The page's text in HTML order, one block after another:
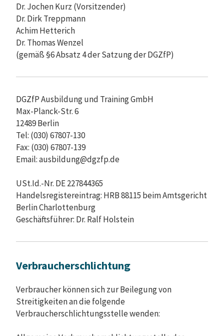
Dr. Jochen Kurz (Vorsitzender)
Dr. Dirk Treppmann
Achim Hetterich
Dr. Thomas Wenzel
(gemäß §6 Absatz 4 der Satzung der DGZfP)
DGZfP Ausbildung und Training GmbH
Max-Planck-Str. 6
12489 Berlin
Tel: (030) 67807-130
Fax: (030) 67807-139
Email: ausbildung@dgzfp.de
USt.Id.-Nr. DE 227844365
Handelsregistereintrag: HRB 88115 beim Amtsgericht
Berlin Charlottenburg
Geschäftsführer: Dr. Ralf Holstein
Verbraucherschlichtung
Verbraucher können sich zur Beilegung von
Streitigkeiten an die folgende
Verbraucherschlichtungsstelle wenden: